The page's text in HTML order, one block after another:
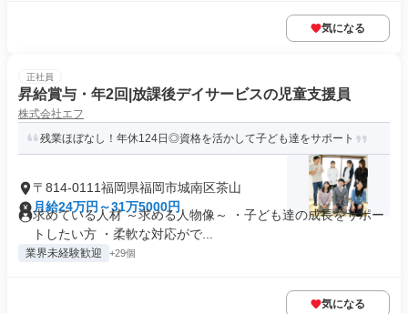
気になる
正社員
昇給賞与・年2回|放課後デイサービスの児童支援員
株式会社エフ
残業ほぼなし！年休124日◎資格を活かして子ども達をサポート
〒814-0111福岡県福岡市城南区茶山
月給24万円～31万5000円
求めている人材 ～求める人物像～ ・子ども達の成長をサポー
トしたい方 ・柔軟な対応がで...
業界未経験歓迎 +29個
気になる